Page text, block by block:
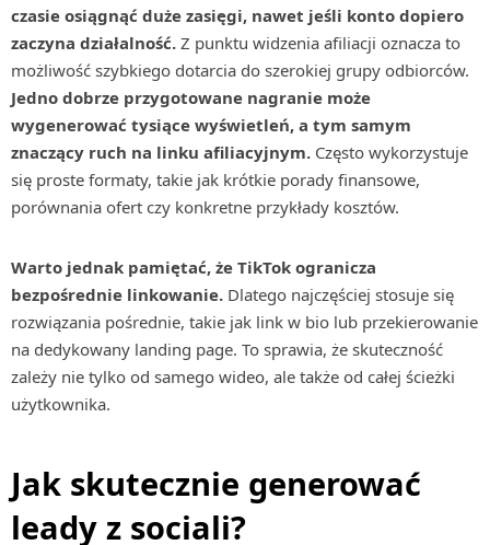
czasie osiągnąć duże zasięgi, nawet jeśli konto dopiero
zaczyna działalność. Z punktu widzenia afiliacji oznacza to
możliwość szybkiego dotarcia do szerokiej grupy odbiorców.
Jedno dobrze przygotowane nagranie może
wygenerować tysiące wyświetleń, a tym samym
znaczący ruch na linku afiliacyjnym. Często wykorzystuje
się proste formaty, takie jak krótkie porady finansowe,
porównania ofert czy konkretne przykłady kosztów.
Warto jednak pamiętać, że TikTok ogranicza
bezpośrednie linkowanie. Dlatego najczęściej stosuje się
rozwiązania pośrednie, takie jak link w bio lub przekierowanie
na dedykowany landing page. To sprawia, że skuteczność
zależy nie tylko od samego wideo, ale także od całej ścieżki
użytkownika.
Jak skutecznie generować
leady z sociali?